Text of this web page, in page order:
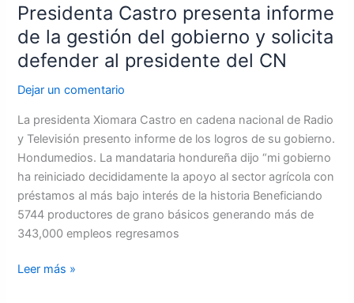
Presidenta Castro presenta informe
de la gestión del gobierno y solicita
defender al presidente del CN
Dejar un comentario
La presidenta Xiomara Castro en cadena nacional de Radio
y Televisión presento informe de los logros de su gobierno.
Hondumedios. La mandataria hondureña dijo “mi gobierno
ha reiniciado decididamente la apoyo al sector agrícola con
préstamos al más bajo interés de la historia Beneficiando
5744 productores de grano básicos generando más de
343,000 empleos regresamos
al
presidente
CN
Leer más »